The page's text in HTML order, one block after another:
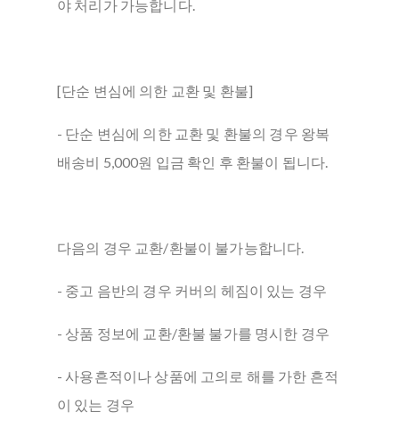
야 처리가 가능합니다.
[단순 변심에 의한 교환 및 환불]
- 단순 변심에 의한 교환 및 환불의 경우 왕복
배송비 5,000원 입금 확인 후 환불이 됩니다.
다음의 경우 교환/환불이 불가능합니다.
- 중고 음반의 경우 커버의 헤짐이 있는 경우
- 상품 정보에 교환/환불 불가를 명시한 경우
- 사용흔적이나 상품에 고의로 해를 가한 흔적
이 있는 경우